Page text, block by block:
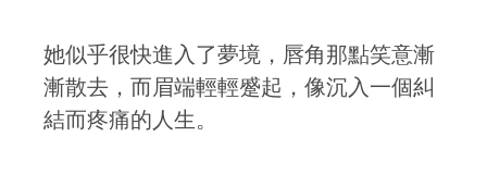
她似乎很快進入了夢境，唇角那點笑意漸
漸散去，而眉端輕輕蹙起，像沉入一個糾
結而疼痛的人生。